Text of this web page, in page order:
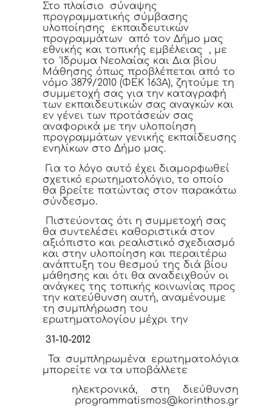
Στο πλαίσιο
σύναψης
προγραμματικής σύμβασης
υλοποίησης
εκπαιδευτικών
προγραμμάτων
από τον Δήμο μας
εθνικής και τοπικής εμβέλειας
, με
το
Ίδρυμα Νεολαίας και Δια βίου
Μάθησης όπως προβλέπεται από το
νόμο 3879/2010 (ΦΕΚ 163Α), ζητούμε τη
συμμετοχή σας για την καταγραφή
των εκπαιδευτικών σας αναγκών και
εν γένει των προτάσεών σας
αναφορικά με την υλοποίηση
προγραμμάτων γενικής εκπαίδευσης
ενηλίκων στο Δήμο μας.
Για το λόγο αυτό έχει διαμορφωθεί
σχετικό ερωτηματολόγιο, το οποίο
θα βρείτε πατώντας στον παρακάτω
σύνδεσμο.
Πιστεύοντας ότι η συμμετοχή σας
θα συντελέσει καθοριστικά στον
αξιόπιστο και ρεαλιστικό σχεδιασμό
και στην υλοποίηση και περαιτέρω
ανάπτυξη του θεσμού της διά βίου
μάθησης και ότι θα αναδειχθούν οι
ανάγκες της τοπικής κοινωνίας προς
την κατεύθυνση αυτή, αναμένουμε
τη συμπλήρωση του
ερωτηματολογίου μέχρι την
31-10-2012
Τα συμπληρωμένα ερωτηματολόγια
μπορείτε να τα υποβάλλετε
ηλεκτρονικά, στη διεύθυνση
programmatismos@korinthos.gr